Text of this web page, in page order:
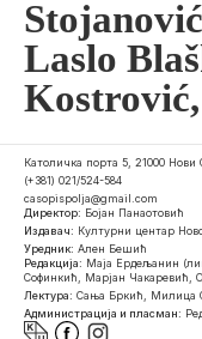
Laslo
Католичка порта 5, 21000 Нови
(+381) 021/524-584
casopispolja@gmail.com
Директор: Бојан Панаотовић
Издавач: Културни центар
Уредник: Ален Бешић
Редакција: Маја Ердељанин
Софинкић, Марјан Чакаревић,
Лектура: Сања Бркић, Милица
Администрација и пласман: